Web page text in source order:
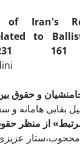
of Iran's
to
2231 161
و حقوق
بقایی هامانه و
از منظر